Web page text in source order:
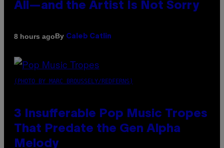
All—and the Artist Is Not Sorry
8 hours agoBy Caleb Catlin
(PHOTO BY MARC BROUSSELY/REDFERNS)
3 Insufferable Pop Music Tropes
That Predate the Gen Alpha
Melody